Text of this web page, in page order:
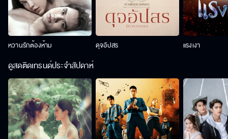
หวานรักต้องห้าม ดุจอัปสร แรงเงา
ดูสดติดเทรนด์ประจำสัปดาห์